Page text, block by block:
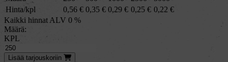
Hinta/kpl
0,56 € 0,35 € 0,29 € 0,25 € 0,22 €
Kaikki hinnat ALV 0 %
Määrä:
KPL
Lisää tarjous koriin